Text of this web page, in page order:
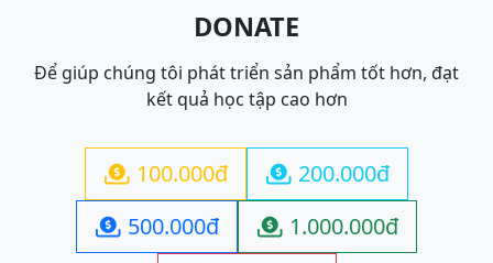
DONATE
Để giúp chúng tôi phát triển sản phẩm tốt hơn, đạt
kết quả học tập cao hơn
 100.000đ  200.000đ
 500.000đ  1.000.000đ